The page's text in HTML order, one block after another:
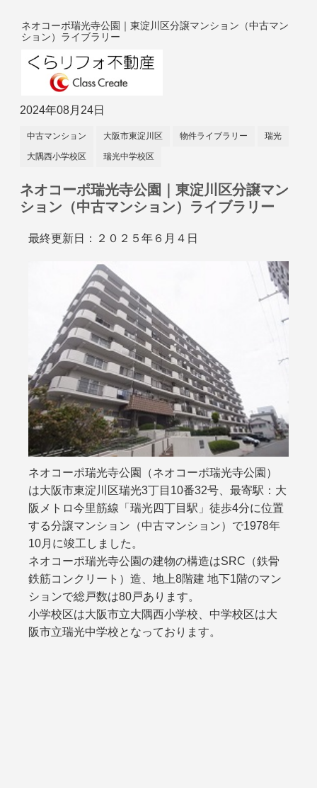
ネオコーポ瑞光寺公園｜東淀川区分譲マンション（中古マン
ション）ライブラリー
2024年08月24日
中古マンション 大阪市東淀川区 物件ライブラリー 瑞光
大隅西小学校区 瑞光中学校区
ネオコーポ瑞光寺公園｜東淀川区分譲マン
ション（中古マンション）ライブラリー
最終更新日：２０２５年６月４日
ネオコーポ瑞光寺公園（ネオコーポ瑞光寺公園）
は大阪市東淀川区瑞光3丁目10番32号、最寄駅：大
阪メトロ今里筋線「瑞光四丁目駅」徒歩4分に位置
する分譲マンション（中古マンション）で1978年
10月に竣工しました。
ネオコーポ瑞光寺公園の建物の構造はSRC（鉄骨
鉄筋コンクリート）造、地上8階建 地下1階のマン
ションで総戸数は80戸あります。
小学校区は大阪市立大隅西小学校、中学校区は大
阪市立瑞光中学校となっております。